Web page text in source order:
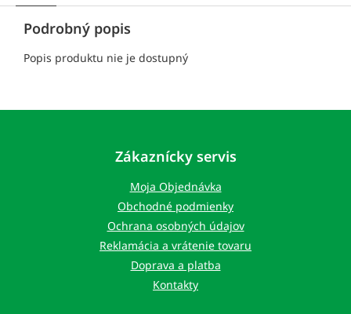
Podrobný popis
Popis produktu nie je dostupný
Zákaznícky servis
Moja Objednávka
Obchodné podmienky
Ochrana osobných údajov
Reklamácia a vrátenie tovaru
Doprava a platba
Kontakty